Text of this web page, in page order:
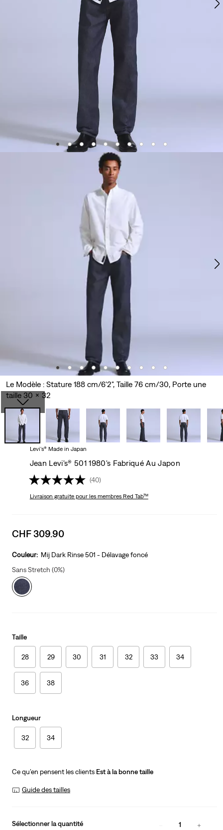
Le Modèle : Stature 188 cm/6'2", Taille 76 cm/30, Porte une
taille 30 x 32
Levi's® Made in Japan
Jean Levi's® 501 1980's Fabriqué Au Japon
(40)
Livraison gratuitepour les membres Red Tab™
Sale
is
CHF 309.90
Couleur: Mij Dark Rinse 501 - Délavage foncé
Sans Stretch (0%)
Taille
28 29 30 31 32 33 34
36 38
Longueur
32 34
Ce qu’en pensent les clients Est à la bonne taille
Guide des tailles
Sélectionner la quantité 1